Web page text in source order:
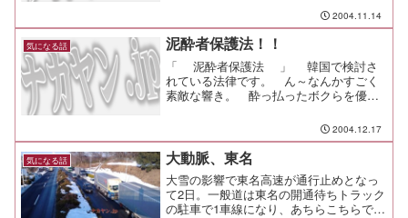
で。 年収をもとに割り出したものだそ
うな。 ただ、このでっち上げには、多
くの人がひっかかった。 実は、そこに
大きな問題が潜んでいたという分析が出
ている。 人種性...
2004.11.14
気になる話 泥酔者保護法！！
「 泥酔者保護法 」 韓国で検討さ
れている法律です。 ん～なんかすごく
素敵な響き。 酔っ払ったボクらを優し
な法律を想像したんですが、やっぱりそ
んな甘いもんじゃなかったみたいです
（笑 私のイメージだと、韓国人というの
はとても感情をストレートに表現する国
民性で、...
2004.12.17
気になる話 大動脈、東名
大雪の影響で東名高速が通行止めとなっ
て2日。一般道は東名の開通待ちトラック
の駐車で1車線になり、あちらこちらで流